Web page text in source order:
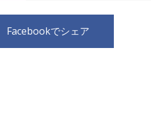
Facebookでシェア